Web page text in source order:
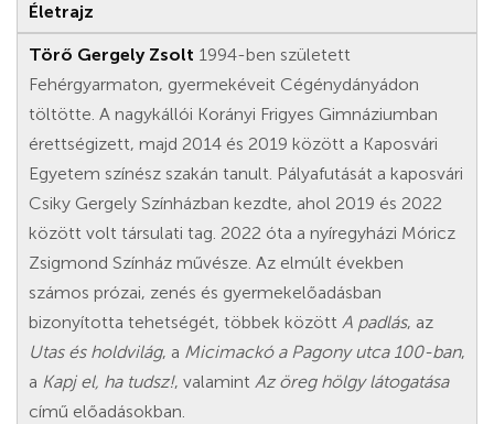
Életrajz
Törő Gergely Zsolt 1994-ben született
Fehérgyarmaton, gyermekéveit Cégénydányádon
töltötte. A nagykállói Korányi Frigyes Gimnáziumban
érettségizett, majd 2014 és 2019 között a Kaposvári
Egyetem színész szakán tanult. Pályafutását a kaposvári
Csiky Gergely Színházban kezdte, ahol 2019 és 2022
között volt társulati tag. 2022 óta a nyíregyházi Móricz
Zsigmond Színház művésze. Az elmúlt években
számos prózai, zenés és gyermekelőadásban
bizonyította tehetségét, többek között A padlás, az
Utas és holdvilág, a Micimackó a Pagony utca 100-ban,
a Kapj el, ha tudsz!, valamint Az öreg hölgy látogatása
című előadásokban.